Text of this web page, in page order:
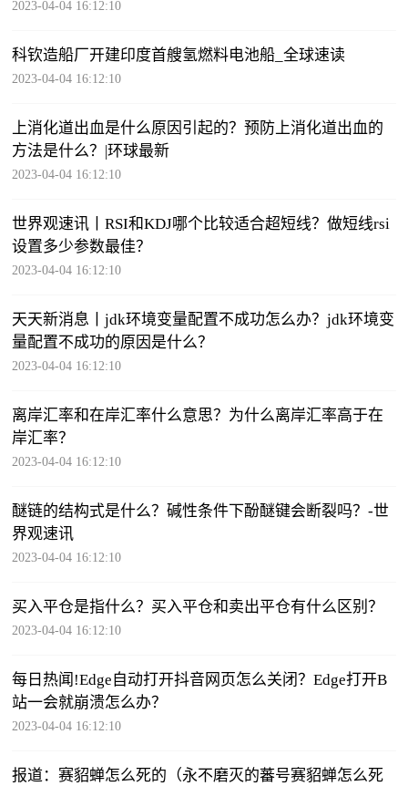
2023-04-04 16:12:10
科钦造船厂开建印度首艘氢燃料电池船_全球速读
2023-04-04 16:12:10
上消化道出血是什么原因引起的？预防上消化道出血的
方法是什么？|环球最新
2023-04-04 16:12:10
世界观速讯丨RSI和KDJ哪个比较适合超短线？做短线rsi
设置多少参数最佳？
2023-04-04 16:12:10
天天新消息丨jdk环境变量配置不成功怎么办？jdk环境变
量配置不成功的原因是什么？
2023-04-04 16:12:10
离岸汇率和在岸汇率什么意思？为什么离岸汇率高于在
岸汇率？
2023-04-04 16:12:10
醚链的结构式是什么？碱性条件下酚醚键会断裂吗？-世
界观速讯
2023-04-04 16:12:10
买入平仓是指什么？买入平仓和卖出平仓有什么区别？
2023-04-04 16:12:10
每日热闻!Edge自动打开抖音网页怎么关闭？Edge打开B
站一会就崩溃怎么办？
2023-04-04 16:12:10
报道：赛貂蝉怎么死的（永不磨灭的蕃号赛貂蝉怎么死